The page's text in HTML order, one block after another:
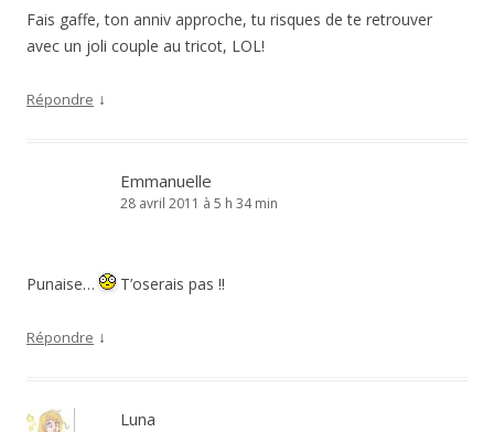
Fais gaffe, ton anniv approche, tu risques de te retrouver
avec un joli couple au tricot, LOL!
Répondre ↓
Emmanuelle
28 avril 2011 à 5 h 34 min
Punaise… T’oserais pas !!
Répondre ↓
Luna